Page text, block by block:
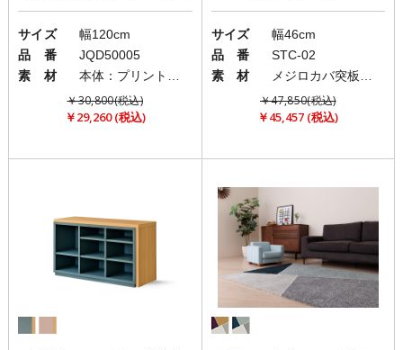
フ
サイズ
幅120cm
品 番
JQD50005
素 材
￥30,800(税込)
￥29,260 (税込)
サイズ
幅46cm
品 番
STC-02
素 材
￥47,850(税込)
￥45,457 (税込)